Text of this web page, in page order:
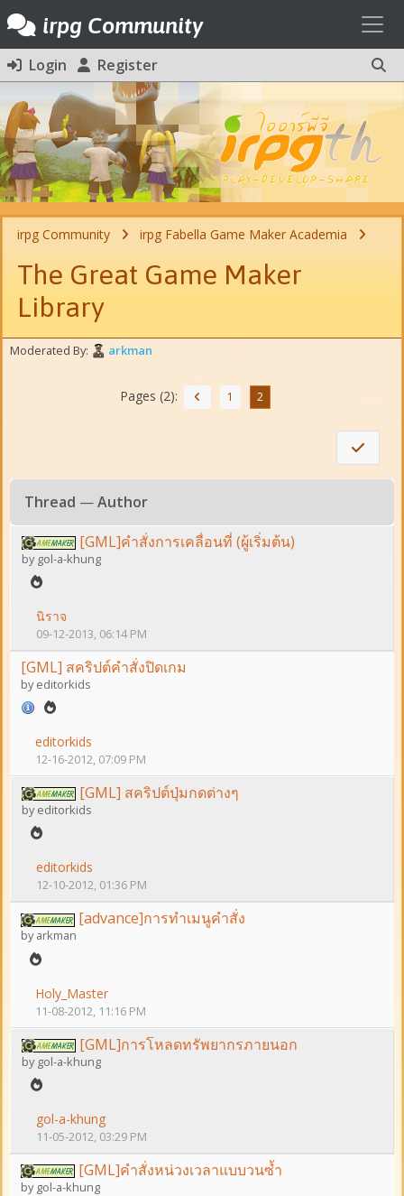
irpg Community
Login Register
irpg Community irpg Fabella Game Maker Academia
The Great Game Maker
Library
Moderated By: arkman
Pages (2): 1 2
Thread —Author
[GML]คำสั่งการเคลื่อนที่ (ผู้เริ่มต้น)
by gol-a-khung
นิราจ
09-12-2013, 06:14 PM
[GML] สคริปต์คำสั่งปิดเกม
byeditorkids
editorkids
12-16-2012, 07:09 PM
[GML] สคริปต์ปุ่มกดต่างๆ
byeditorkids
editorkids
12-10-2012, 01:36 PM
[advance]การทำเมนูคำสั่ง
byarkman
Holy_Master
11-08-2012, 11:16 PM
[GML]การโหลดทรัพยากรภายนอก
by gol-a-khung
gol-a-khung
11-05-2012, 03:29 PM
[GML]คำสั่งหน่วงเวลาแบบวนซ้ำ
by gol-a-khung